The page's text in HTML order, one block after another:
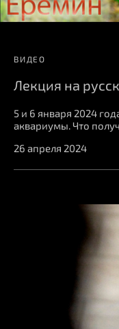
ВИДЕО
Лекция на
5 и 6 января 2024
аквариумы. Что
26 апреля 2024